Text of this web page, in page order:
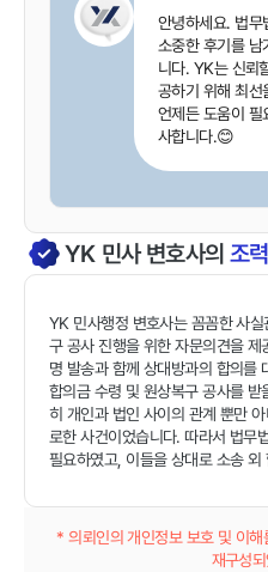
안녕하세요. 법
소중한 후기를 남
니다. YK는 신뢰
공하기 위해 최선
언제든 도움이
사합니다.😊
YK 민사변호사의조
YK 민사행정 변호사는 꼼꼼한 사
구 공사 진행을 위한 자문의견을
명 발송과 함께 상대방과의 합의를
합의금 수령 및 원상복구 공사를
히 개인과 법인 사이의 관계 뿐만
로한 사건이었습니다. 따라서 법무
필요하였고, 이들을 상대로 소송
* 의뢰인의 개인정보 보호 및 이
재구성